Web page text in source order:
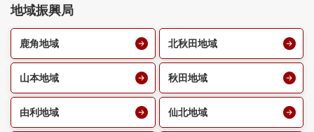
地域振興局
鹿角地域 北秋田地域
山本地域 秋田地域
由利地域 仙北地域